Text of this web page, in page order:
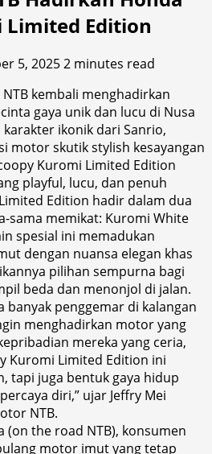
Limited Edition
5, 20252 minutes read
kembali menghadirkan
gaya unik dan lucu di Nusa
karakter ikonik dari Sanrio,
motor skutik stylish kesayangan
Kuromi Limited Edition
playful, lucu, dan penuh
Edition hadir dalam dua
sama memikat: Kuromi White
spesial ini memadukan
dengan nuansa elegan khas
pilihan sempurna bagi
beda dan menonjol di jalan.
banyak penggemar di kalangan
menghadirkan motor yang
mereka yang ceria,
Kuromi Limited Edition ini
tapi juga bentuk gaya hidup
diri,” ujar Jeffry Mei
NTB.
(on the road NTB), konsumen
motor imut yang tetap